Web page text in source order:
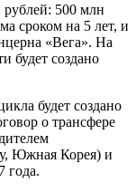
500 млн
сроком на 5 лет, и
«Вега». На
будет создано
будет создано
о трансфере
Южная Корея) и
года.